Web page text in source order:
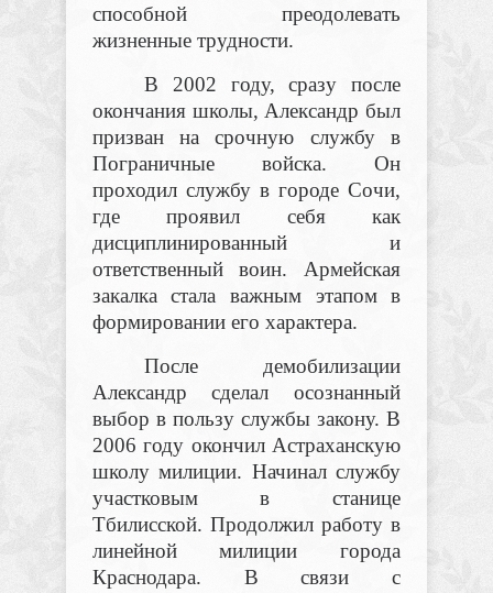
способной преодолевать
жизненные трудности.
В 2002 году, сразу после
окончания школы, Александр был
призван на срочную службу в
Пограничные войска. Он
проходил службу в городе Сочи,
где проявил себя как
дисциплинированный и
ответственный воин. Армейская
закалка стала важным этапом в
формировании его характера.
После демобилизации
Александр сделал осознанный
выбор в пользу службы закону. В
2006 году окончил Астраханскую
школу милиции. Начинал службу
участковым в станице
Тбилисской. Продолжил работу в
линейной милиции города
Краснодара. В связи с